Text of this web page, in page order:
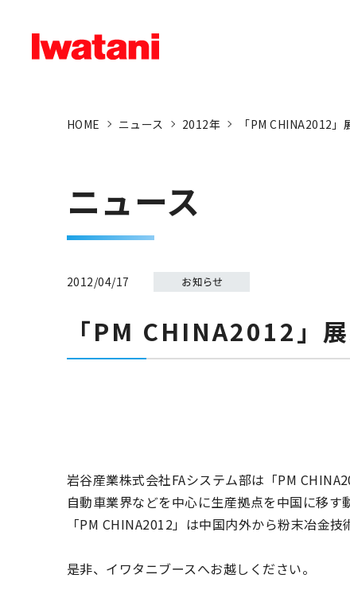
HOME ニュース 2012年 「PM CHINA2012
ニュース
2012/04/17
「PM CHINA2012」
岩谷産業株式会社FAシステム部は「PM
自動車業界などを中心に生産拠点を中国に移す
「PM CHINA2012」は中国内外から粉末冶金
是非、イワタニブースへお越しください。